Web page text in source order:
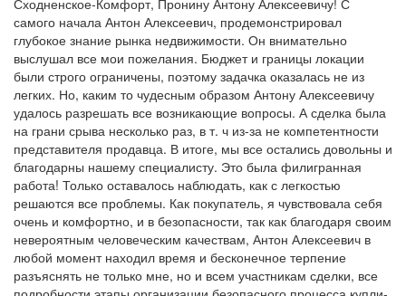
самого начала Антон Алексеевич, продемонстрировал
глубокое знание рынка недвижимости. Он внимательно
выслушал все мои пожелания. Бюджет и границы локации
были строго ограничены, поэтому задачка оказалась не из
легких. Но, каким то чудесным образом Антону Алексеевичу
удалось разрешать все возникающие вопросы. А сделка была
на грани срыва несколько раз, в т. ч из-за не компетентности
представителя продавца. В итоге, мы все остались довольны и
благодарны нашему специалисту. Это была филигранная
работа! Только оставалось наблюдать, как с легкостью
решаются все проблемы. Как покупатель, я чувствовала себя
очень и комфортно, и в безопасности, так как благодаря своим
невероятным человеческим качествам, Антон Алексеевич в
любой момент находил время и бесконечное терпение
разъяснять не только мне, но и всем участникам сделки, все